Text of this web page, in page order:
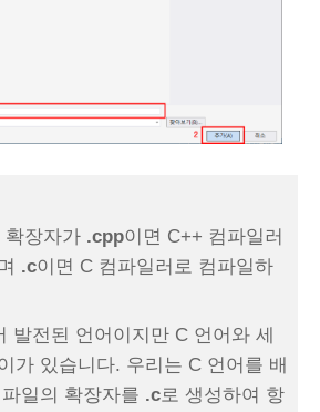
확장자가 .cpp이면 C++ 컴파일러
.c이면 C 컴파일러로 컴파일하
발전된 언어이지만 C 언어와 세
가 있습니다. 우리는 C 언어를 배
일의 확장자를 .c로 생성하여 항